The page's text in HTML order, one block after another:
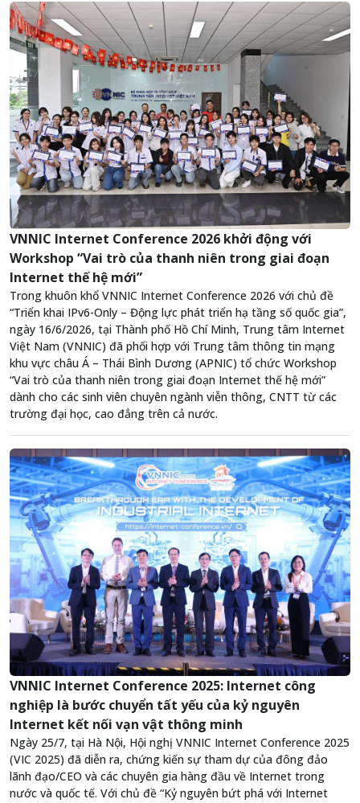
VNNIC Internet Conference 2026 khởi động với
Workshop “Vai trò của thanh niên trong giai đoạn
Internet thế hệ mới”
Trong khuôn khổ VNNIC Internet Conference 2026 với chủ đề
“Triển khai IPv6-Only – Động lực phát triển hạ tầng số quốc gia”,
ngày 16/6/2026, tại Thành phố Hồ Chí Minh, Trung tâm Internet
Việt Nam (VNNIC) đã phối hợp với Trung tâm thông tin mạng
khu vực châu Á – Thái Bình Dương (APNIC) tổ chức Workshop
“Vai trò của thanh niên trong giai đoạn Internet thế hệ mới”
dành cho các sinh viên chuyên ngành viễn thông, CNTT từ các
trường đại học, cao đẳng trên cả nước.
VNNIC Internet Conference 2025: Internet công
nghiệp là bước chuyển tất yếu của kỷ nguyên
Internet kết nối vạn vật thông minh
Ngày 25/7, tại Hà Nội, Hội nghị VNNIC Internet Conference 2025
(VIC 2025) đã diễn ra, chứng kiến sự tham dự của đông đảo
lãnh đạo/CEO và các chuyên gia hàng đầu về Internet trong
nước và quốc tế. Với chủ đề “Kỷ nguyên bứt phá với Internet